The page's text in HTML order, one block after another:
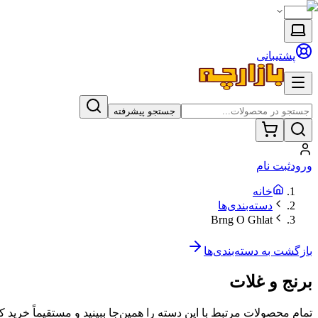
پشتیبانی
جستجو پیشرفته
ورودثبت نام
خانه
دسته‌بندی‌ها
Brng O Ghlat
بازگشت به دسته‌بندی‌ها
برنج و غلات
تمام محصولات مرتبط با این دسته را همین‌جا ببینید و مستقیماً خرید